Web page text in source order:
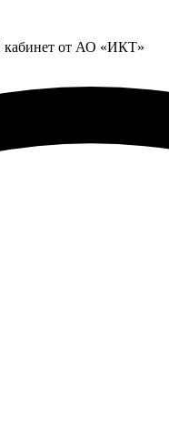
кабинет от АО «ИКТ»